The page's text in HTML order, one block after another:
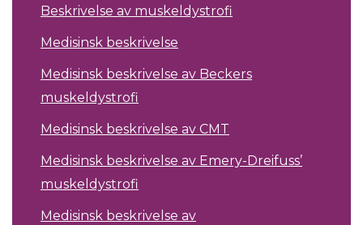
Beskrivelse av muskeldystrofi
Medisinsk beskrivelse
Medisinsk beskrivelse av Beckers
muskeldystrofi
Medisinsk beskrivelse av CMT
Medisinsk beskrivelse av Emery-Dreifuss’
muskeldystrofi
Medisinsk beskrivelse av